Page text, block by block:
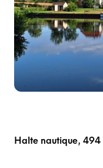
Halte nautique,